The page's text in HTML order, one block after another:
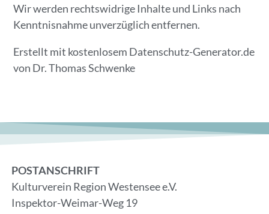
Wir werden rechtswidrige Inhalte und Links nach
Kenntnisnahme unverzüglich entfernen.
Erstellt mit kostenlosem Datenschutz-Generator.de
von Dr. Thomas Schwenke
POSTANSCHRIFT
Kulturverein Region Westensee e.V.
Inspektor-Weimar-Weg 19